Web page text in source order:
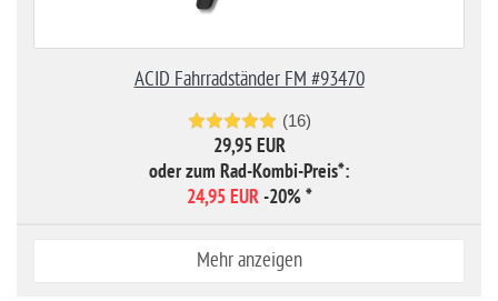
ACID Fahrradständer FM #93470
(16)
29,95 EUR
oder zum Rad-Kombi-Preis*:
24,95 EUR -20%*
Mehr anzeigen